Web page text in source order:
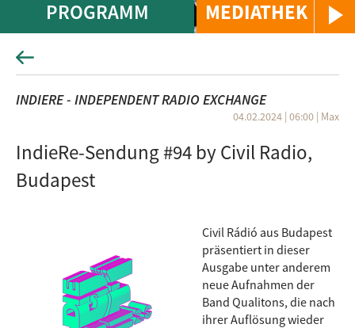
MEDIATHEK
PROGRAMM
INDIERE - INDEPENDENT RADIO EXCHANGE
04.02.2024 | 06:00 | Max
IndieRe-Sendung #94 by Civil Radio,
Budapest
Civil Rádió aus Budapest
präsentiert in dieser
Ausgabe unter anderem
neue Aufnahmen der
Band Qualitons, die nach
ihrer Auflösung wieder